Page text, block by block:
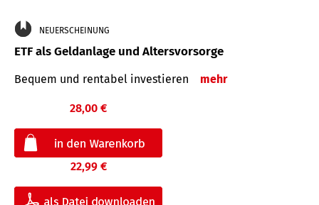
NEUERSCHEINUNG
ETF als Geldanlage und Altersvorsorge
Bequem und rentabel investieren mehr
28,00 €
22,99 €